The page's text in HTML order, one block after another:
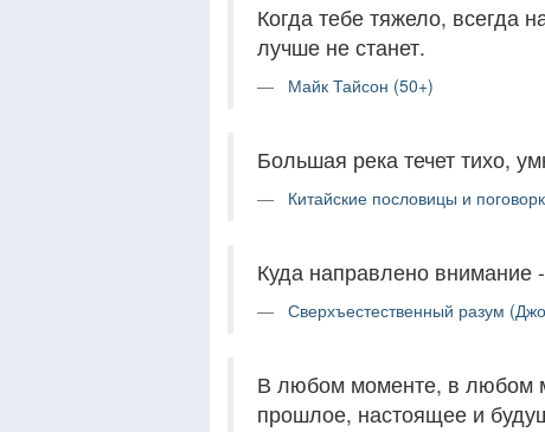
Когда тебе тяжело, всегда
лучше не станет.
Майк Тайсон (50+)
Большая река течет тихо,
Китайские пословицы и
Куда направлено внимание -
Сверхъестественный разум
В любом моменте, в любом
прошлое, настоящее и